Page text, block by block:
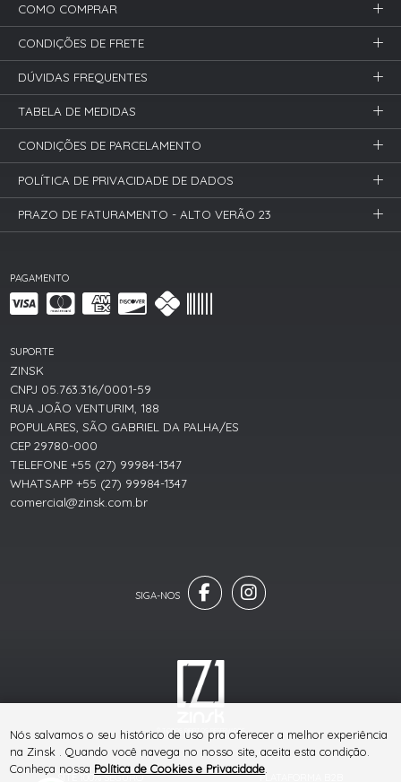
PAGAMENTO
SITE 100% SEGURO PLATAFORMA B2B
SUPORTE
ZINSK
CNPJ 05.763.316/0001-59
RUA JOÃO VENTURIM, 188
POPULARES, SÃO GABRIEL DA PALHA/ES
CEP 29780-000
TELEFONE +55 (27) 99984-1347
WHATSAPP +55 (27) 99984-1347
comercial@zinsk.com.br
COMO COMPRAR
CONDIÇÕES DE FRETE
DÚVIDAS FREQUENTES
TABELA DE MEDIDAS
CONDIÇÕES DE PARCELAMENTO
POLÍTICA DE PRIVACIDADE DE DADOS
PRAZO DE FATURAMENTO - ALTO VERÃO 23
® TODOS DIREITOS RESERVADOS
Nós salvamos o seu histórico de uso pra oferecer a melhor experiência
na Zinsk . Quando você navega no nosso site, aceita esta condição.
Conheça nossa Política de Cookies e Privacidade